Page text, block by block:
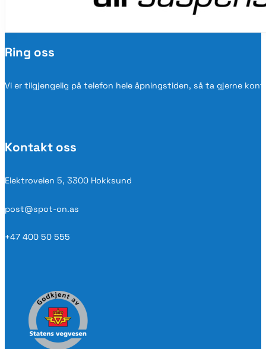
Ring oss
Vi er tilgjengelig på telefon hele åpningstiden, så ta gjerne
Kontakt oss
Elektroveien 5, 3300 Hokksund
post@spot-on.as
+47 400 50 555